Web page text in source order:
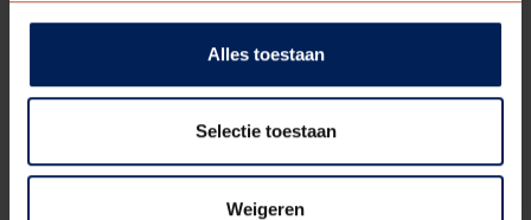
Alles toestaan
Selectie toestaan
Weigeren
25GSCHARNIER_0016
Kantvorm Stomp
rechtsdraaiend